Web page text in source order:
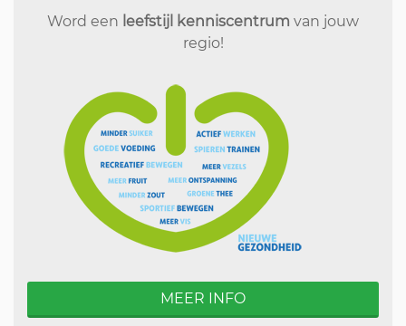
Word een leefstijl kenniscentrum van jouw
regio!
MEER INFO